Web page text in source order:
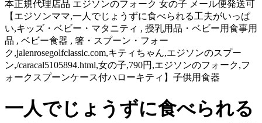
本正規代理店品 エジソンのフォーク 女の子 メール便発送可
【エジソンママ,一人でじょうずに食べられる工夫がいっぱ
い,キッズ・ベビー・マタニティ , 授乳用品・ベビー用食事用
品 , ベビー食器 , 箸・スプーン・フォー
ク,jalenrosegolfclassic.com,キティちゃん,エジソンのスプー
ン,/caracal5105894.html,女の子,790円,エジソンのフォーク,フ
ォークスプーンケース付ハローキティ】子供用食器
一人でじょうずに食べられる